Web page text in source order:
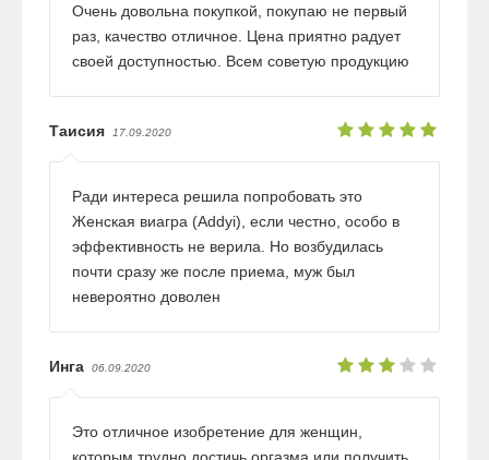
Очень довольна покупкой, покупаю не первый
раз, качество отличное. Цена приятно радует
своей доступностью. Всем советую продукцию
Таисия 17.09.2020
Ради интереса решила попробовать это
Женская виагра (Addyi), если честно, особо в
эффективность не верила. Но возбудилась
почти сразу же после приема, муж был
невероятно доволен
Инга 06.09.2020
Это отличное изобретение для женщин,
которым трудно достичь оргазма или получить